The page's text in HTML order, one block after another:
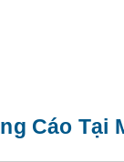
Cáo Tại